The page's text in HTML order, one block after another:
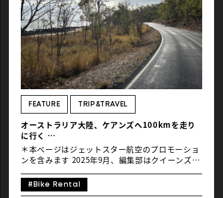
トリー会場で待ち合わせることに。ブリスベン在
住で建築事務所を主宰するお二人は、ライダーで
もあり、自転車から都市や自然を観察されていま
す。イベントとこの土地の見どころ紹介はお二人
にお任せすることにしましょう。中編はイベント
初参加のAyanoさんによる、ケアンズと「Port
Douglas Gran Fondo」のレポートをお楽しみく
ださい。 Text_Mayumi Kamura / Global Ride
１、ポートダグラスに至る二つのルート ブリスベ
ン在住の私たちは、ブリスベン国際空港から大会
前日の早朝にケアンズ国際空港へ到着。ケアンズ
からポートダグラスまでは約70㎞。当初は、自転
車で移動できないかとルートを模索していました
が […]
FEATURE TRIP&TRAVEL
オーストラリア大陸、ケアンズへ100kmを走り
に行く
〜自転車で楽しむクイーンズランド州の旅【前
編】〜
＊本ページはジェットスター航空のプロモーショ
ンを含みます 2025年9月、編集部はクイーンズラ
ント「Port Douglas Gran
Fondo（https://portdouglasgranfondo.com.au/）」
#Bike Rental